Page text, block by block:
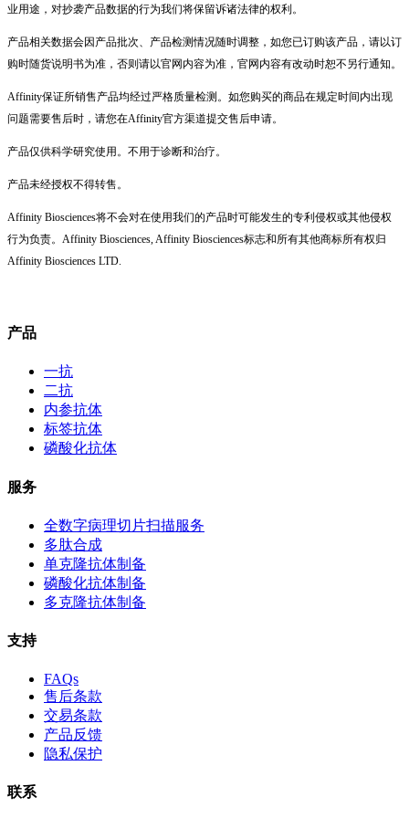
业用途，对抄袭产品数据的行为我们将保留诉诸法律的权利。
产品相关数据会因产品批次、产品检测情况随时调整，如您已订购该产品，请以订
购时随货说明书为准，否则请以官网内容为准，官网内容有改动时恕不另行通知。
Affinity保证所销售产品均经过严格质量检测。如您购买的商品在规定时间内出现
问题需要售后时，请您在Affinity官方渠道提交售后申请。
产品仅供科学研究使用。不用于诊断和治疗。
产品未经授权不得转售。
Affinity Biosciences将不会对在使用我们的产品时可能发生的专利侵权或其他侵权
行为负责。Affinity Biosciences, Affinity Biosciences标志和所有其他商标所有权归
Affinity Biosciences LTD.
产品
一抗
二抗
内参抗体
标签抗体
磷酸化抗体
服务
全数字病理切片扫描服务
多肽合成
单克隆抗体制备
磷酸化抗体制备
多克隆抗体制备
支持
FAQs
售后条款
交易条款
产品反馈
隐私保护
联系